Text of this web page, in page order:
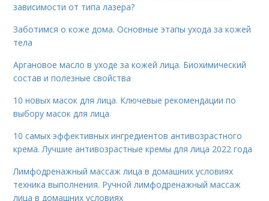
зависимости от типа лазера?
Заботимся о коже дома. Основные этапы ухода за кожей
тела
Аргановое масло в уходе за кожей лица. Биохимический
состав и полезные свойства
10 новых масок для лица. Ключевые рекомендации по
выбору масок для лица
10 самых эффективных ингредиентов антивозрастного
крема. Лучшие антивозрастные кремы для лица 2022 года
Лимфодренажный массаж лица в домашних условиях
техника выполнения. Ручной лимфодренажный массаж
лица в домашних условиях